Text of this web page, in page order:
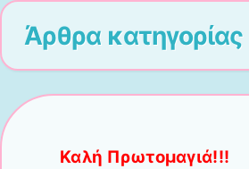
Άρθρα κατηγορίας
Καλή Πρωτομαγιά!!!